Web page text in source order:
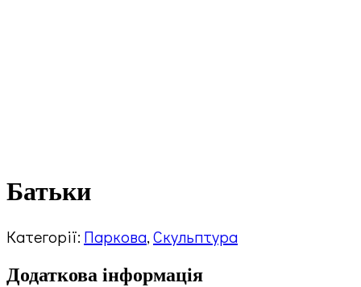
Батьки
Категорії: Паркова,Скульптура
Додаткова інформація